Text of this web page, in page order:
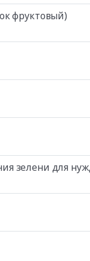
фруктовый)
зелени для